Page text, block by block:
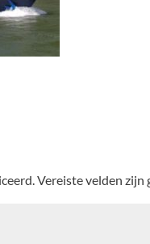
Vereiste velden zijn